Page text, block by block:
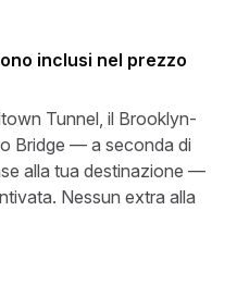
inclusi nel prezzo
Tunnel, il Brooklyn-
Bridge — a seconda di
alla tua destinazione —
Nessun extra alla